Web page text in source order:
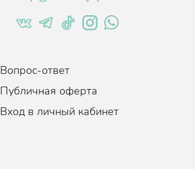
Вопрос-ответ
Публичная оферта
Вход в личный кабинет